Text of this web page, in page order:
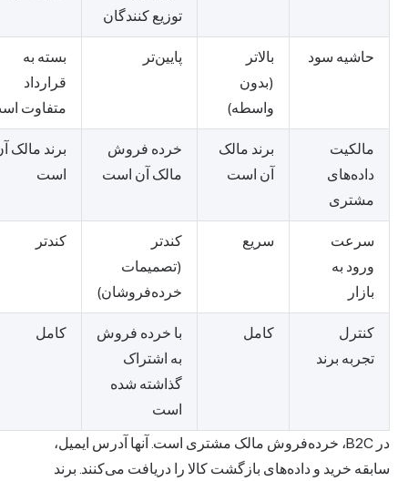
توزیع کنندگان
حاشیه سود
(بدون
واسطه)
پایین‌تر
بسته به
قرارداد
متفاوت است
مالکیت
داده‌های
مشتری
برند مالک
آن است
خرده فروش
مالک آن است
برند مالک آن
سرعت
ورود به
سریع
کندتر
(تصمیمات
خرده‌فروشان)
کندتر
کنترل
تجربه برند
کامل
با خرده فروش
به اشتراک
گذاشته شده
کامل
در B2C، خرده‌فروش مالک مشتری است. آنها آدرس ایمیل،
خرید و داده‌های بازگشت کالا را دریافت می‌کنند. برند